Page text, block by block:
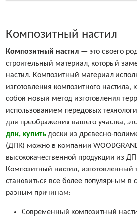
Композитный настил
Композитный настил — это своего
строительный материал, который
настил. Композитный материал
изготовления композитного настила,
собой новый метод изготовления
использованием передовых
для преображения вашего участка, это
дпк, купить доски из древесно-
(ДПК) можно в компании
высококачественной продукции из
Композитный настил, изготовленный
становиться все более популярным в
разным причинам:
Современный композитный